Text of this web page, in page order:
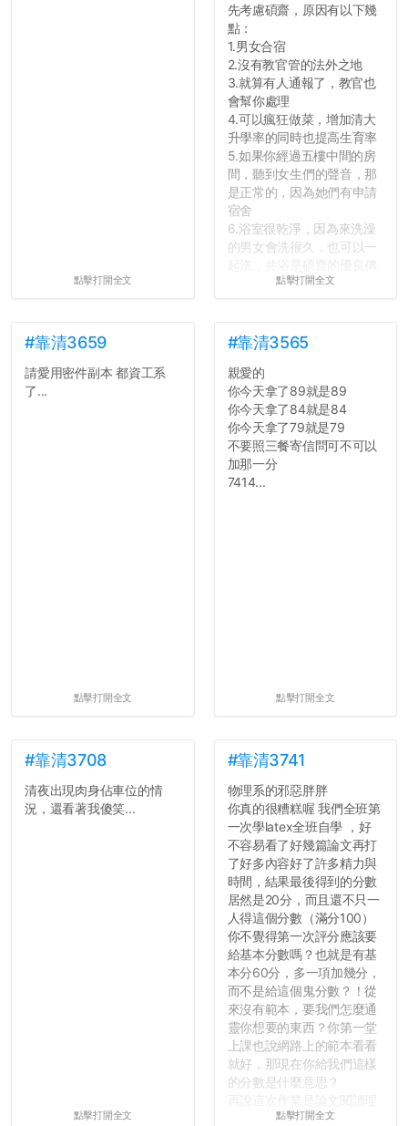
點擊打開全文
先考慮碩齋，原因有以下幾
點：
1.男女合宿
2.沒有教官管的法外之地
3.就算有人通報了，教官也
會幫你處理
4.可以瘋狂做菜，增加清大
升學率的同時也提高生育率
5.如果你經過五樓中間的房
間，聽到女生們的聲音，那
是正常的，因為她們有申請
宿舍
6.浴室很乾淨，因為來洗澡
的男女會洗很久，也可以一
舍房間，都歡迎留言讓我知
道...
點擊打開全文
#靠清3659
請愛用密件副本 都資工系
了...
點擊打開全文
#靠清3565
親愛的
你今天拿了89就是89
你今天拿了84就是84
你今天拿了79就是79
不要照三餐寄信問可不可以
加那一分
7414...
點擊打開全文
#靠清3708
清夜出現肉身佔車位的情
況，還看著我傻笑...
點擊打開全文
#靠清3741
物理系的邪惡胖胖
你真的很糟糕喔 我們全班第
一次學latex全班自學 ，好
不容易看了好幾篇論文再打
了好多內容好了許多精力與
時間，結果最後得到的分數
居然是20分，而且還不只一
人得這個分數（滿分100）
你不覺得第一次評分應該要
給基本分數嗎？也就是有基
本分60分，多一項加幾分，
而不是給這個鬼分數？！從
來沒有範本，要我們怎麼通
靈你想要的東西？你第一堂
上課也說網路上的範本看看
就好，那現在你給我們這樣
的分數是什麼意思？
再說這次作業是論文閱讀理
解與評論，既然已經寫下實
點擊打開全文